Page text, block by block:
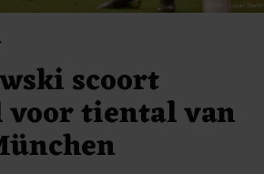
scoort
tiental van